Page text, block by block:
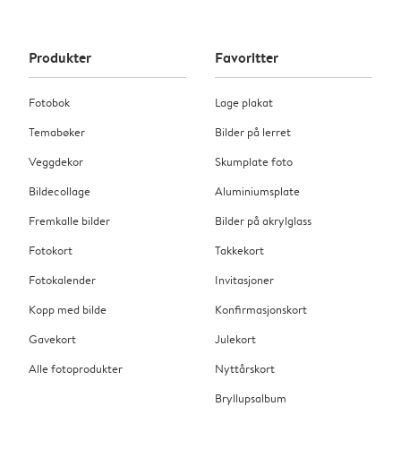
Produkter
Fotobok
Temabøker
Veggdekor
Bildecollage
Fremkalle bilder
Fotokort
Fotokalender
Kopp med bilde
Gavekort
Alle fotoprodukter
Favoritter
Lage plakat
Bilder på lerret
Skumplate foto
Aluminiumsplate
Bilder på akrylglass
Takkekort
Invitasjoner
Konfirmasjonskort
Julekort
Nyttårskort
Bryllupsalbum